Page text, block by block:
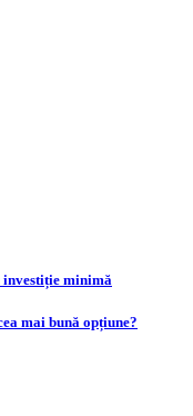
investiție minimă
mai bună opțiune?